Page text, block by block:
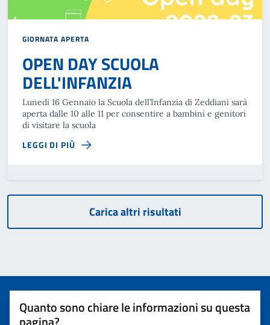
GIORNATA APERTA
OPEN DAY SCUOLA
DELL'INFANZIA
Lunedì 16 Gennaio la Scuola dell’Infanzia di Zeddiani sarà
aperta dalle 10 alle 11 per consentire a bambini e genitori
di visitare la scuola
LEGGI DI PIÙ
Carica altri risultati
Quanto sono chiare le informazioni su questa